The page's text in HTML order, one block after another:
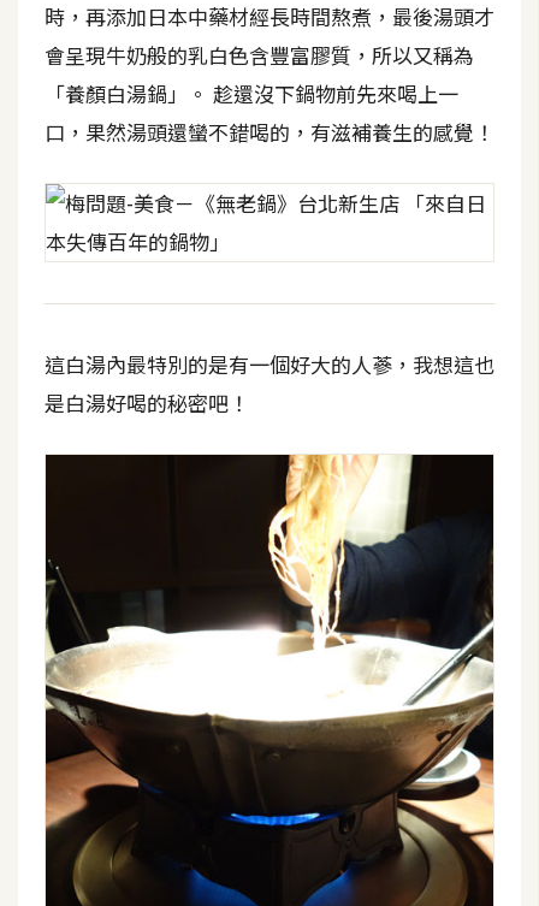
時，再添加日本中藥材經長時間熬煮，最後湯頭才
會呈現牛奶般的乳白色含豐富膠質，所以又稱為
「養顏白湯鍋」。 趁還沒下鍋物前先來喝上一
口，果然湯頭還蠻不錯喝的，有滋補養生的感覺！
這白湯內最特別的是有一個好大的人蔘，我想這也
是白湯好喝的秘密吧！